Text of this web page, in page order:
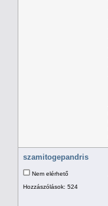
szamitogepandris
Nem elérhető
Hozzászólások: 524